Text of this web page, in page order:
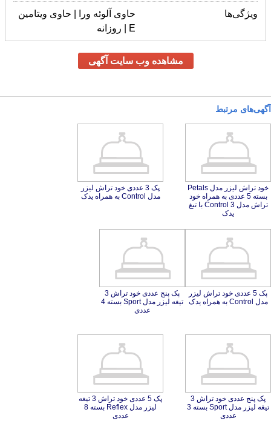
ویژگی‌ها
حاوی آلوئه ورا | حاوی ویتامین
E | روزانه
مشاهده وب سایت آگهی
آگهی‌های مرتبط
خود تراش لیزر مدل Petals
بسته 5 عددی به همراه خود
تراش مدل Control 3 با تیغ
یدک
پک 3 عددی خود تراش لیزر
مدل Control به همراه یدک
پک 5 عددی خود تراش لیزر
مدل Control به همراه یدک
پک پنج عددی خود تراش 3
تیغه لیزر مدل Sport بسته 4
عددی
پک پنج عددی خود تراش 3
تیغه لیزر مدل Sport بسته 3
عددی
پک 5 عددی خود تراش 3 تیغه
لیزر مدل Reflex بسته 8
عددی